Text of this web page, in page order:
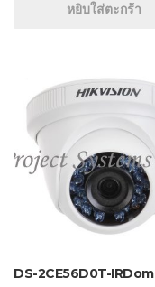
หยิบใส่ตะกร้า
DS-2CE56D0T-